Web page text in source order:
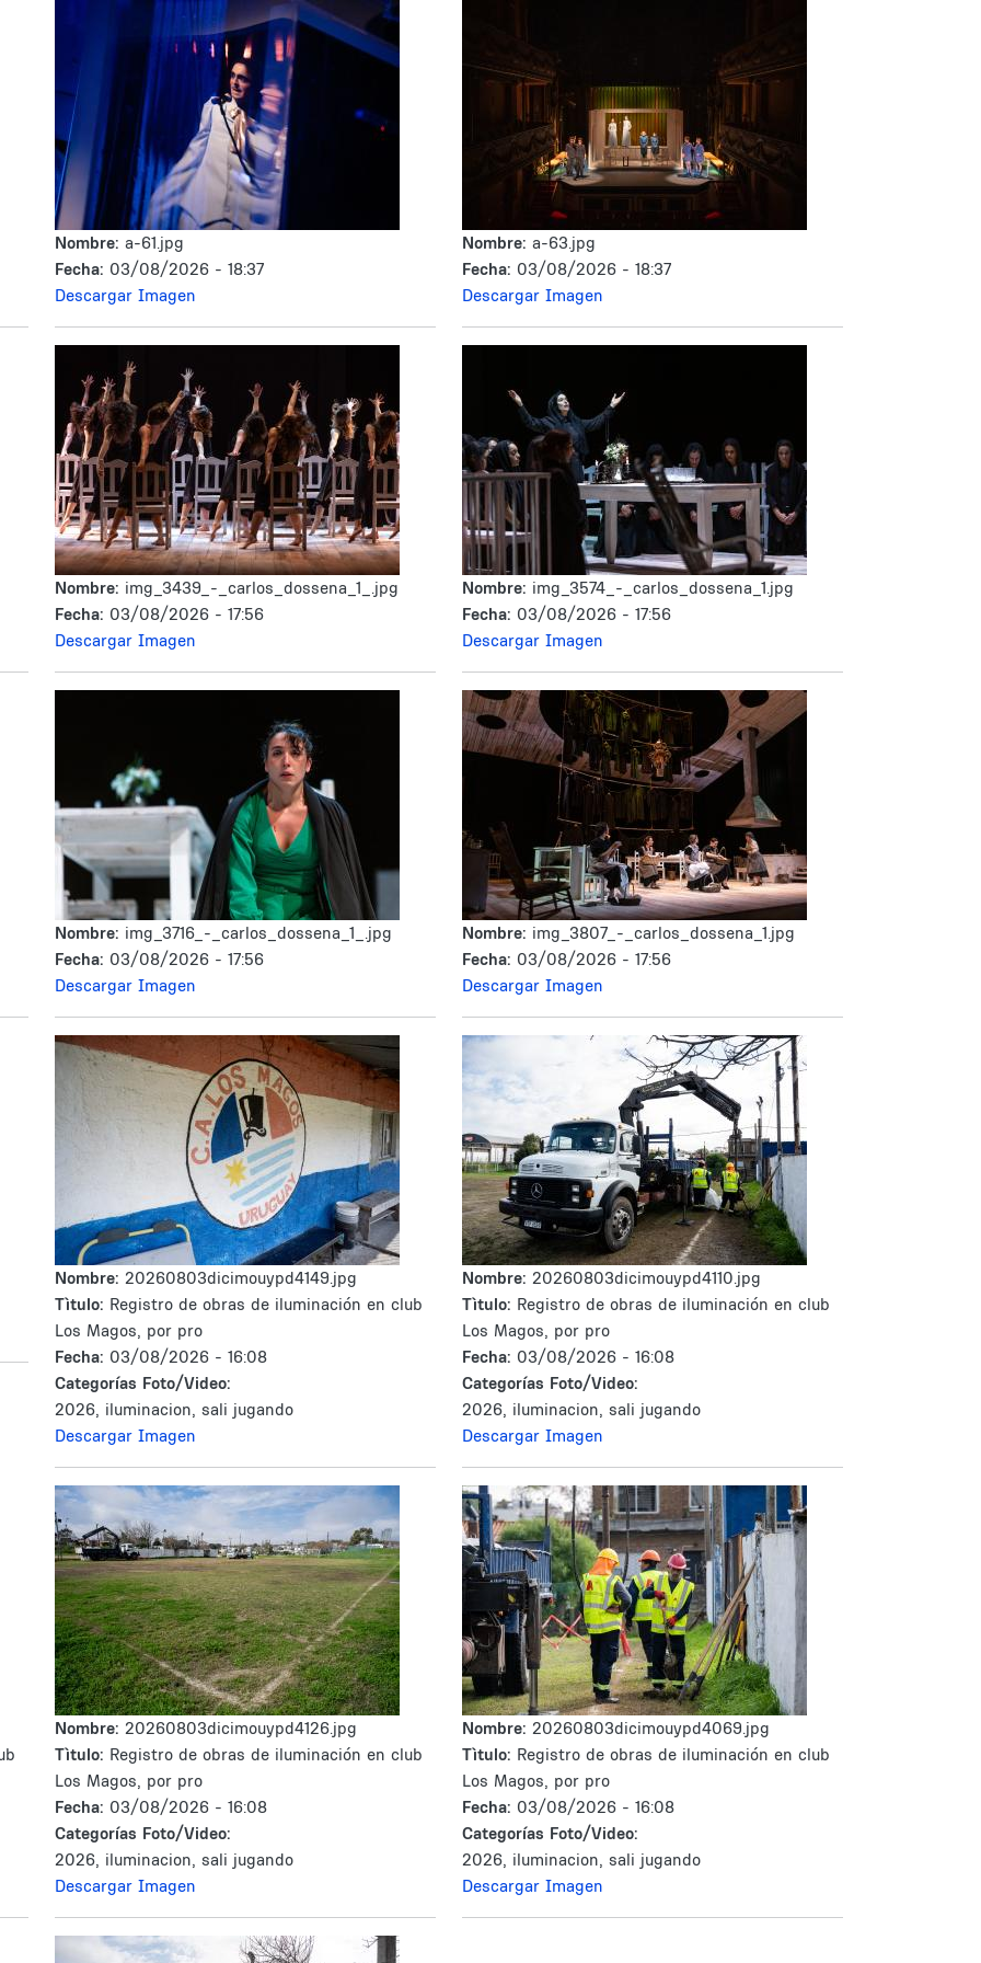
Nombre: a-61.jpg
Fecha: 03/08/2026 - 18:37
Descargar Imagen
Nombre: a-63.jpg
Fecha: 03/08/2026 - 18:37
Descargar Imagen
Nombre: img_3439_-_carlos_dossena_1_.jpg
Fecha: 03/08/2026 - 17:56
Descargar Imagen
Nombre: img_3574_-_carlos_dossena_1.jpg
Fecha: 03/08/2026 - 17:56
Descargar Imagen
Nombre: img_3716_-_carlos_dossena_1_.jpg
Fecha: 03/08/2026 - 17:56
Descargar Imagen
Nombre: img_3807_-_carlos_dossena_1.jpg
Fecha: 03/08/2026 - 17:56
Descargar Imagen
Nombre: 20260803dicimouypd4149.jpg
Tìtulo: Registro de obras de iluminación en club
Los Magos, por pro
Fecha: 03/08/2026 - 16:08
Categorías Foto/Video:
2026, iluminacion, sali jugando
Descargar Imagen
Nombre: 20260803dicimouypd4110.jpg
Tìtulo: Registro de obras de iluminación en club
Los Magos, por pro
Fecha: 03/08/2026 - 16:08
Categorías Foto/Video:
2026, iluminacion, sali jugando
Descargar Imagen
Nombre: 20260803dicimouypd4126.jpg
Tìtulo: Registro de obras de iluminación en club
Los Magos, por pro
Fecha: 03/08/2026 - 16:08
Categorías Foto/Video:
2026, iluminacion, sali jugando
Descargar Imagen
Nombre: 20260803dicimouypd4069.jpg
Tìtulo: Registro de obras de iluminación en club
Los Magos, por pro
Fecha: 03/08/2026 - 16:08
Categorías Foto/Video:
2026, iluminacion, sali jugando
Descargar Imagen